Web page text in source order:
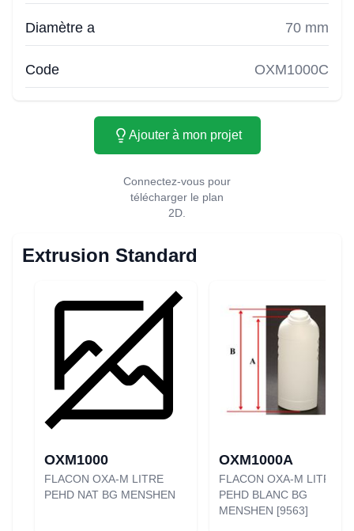
Diamètre a 70 mm
Code OXM1000C
Ajouter à mon projet
Connectez-vous pour
télécharger le plan
2D.
Extrusion Standard
OXM1000
FLACON OXA-M LITRE
PEHD NAT BG MENSHEN
OXM1000A
FLACON OXA-M LITRE
PEHD BLANC BG
MENSHEN [9563]